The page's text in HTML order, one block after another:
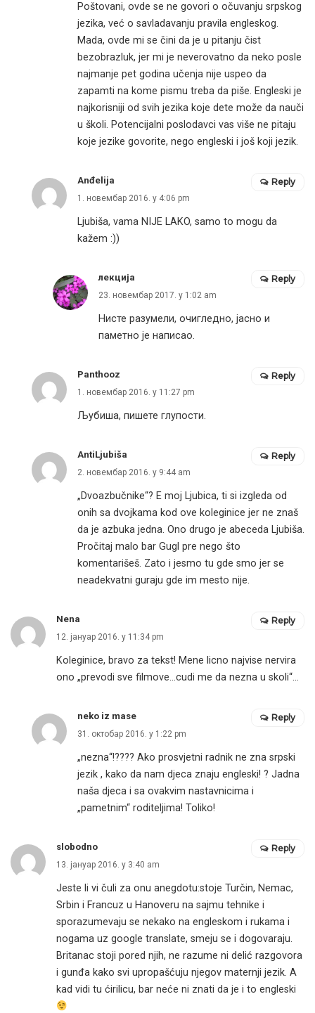
Poštovani, ovde se ne govori o očuvanju srpskog
jezika, već o savladavanju pravila engleskog.
Mada, ovde mi se čini da je u pitanju čist
bezobrazluk, jer mi je neverovatno da neko posle
najmanje pet godina učenja nije uspeo da
zapamti na kome pismu treba da piše. Engleski je
najkorisniji od svih jezika koje dete može da nauči
u školi. Potencijalni poslodavci vas više ne pitaju
koje jezike govorite, nego engleski i još koji jezik.
Anđelija
1. новембар 2016. у 4:06 pm
Ljubiša, vama NIJE LAKO, samo to mogu da
kažem :))
Reply
лекција
23. новембар 2017. у 1:02 am
Нисте разумели, очигледно, јасно и
паметно је написао.
Reply
Panthooz
1. новембар 2016. у 11:27 pm
Љубиша, пишете глупости.
Reply
AntiLjubiša
2. новембар 2016. у 9:44 am
„Dvoazbučnike“? E moj Ljubica, ti si izgleda od
onih sa dvojkama kod ove koleginice jer ne znaš
da je azbuka jedna. Ono drugo je abeceda Ljubiša.
Pročitaj malo bar Gugl pre nego što
komentarišeš. Zato i jesmo tu gde smo jer se
neadekvatni guraju gde im mesto nije.
Reply
Nena
12. јануар 2016. у 11:34 pm
Koleginice, bravo za tekst! Mene licno najvise nervira
ono „prevodi sve filmove…cudi me da nezna u skoli“…
Reply
neko iz mase
31. октобар 2016. у 1:22 pm
„nezna“!???? Ako prosvjetni radnik ne zna srpski
jezik , kako da nam djeca znaju engleski! ? Jadna
naša djeca i sa ovakvim nastavnicima i
„pametnim“ roditeljima! Toliko!
Reply
slobodno
13. јануар 2016. у 3:40 am
Jeste li vi čuli za onu anegdotu:stoje Turčin, Nemac,
Srbin i Francuz u Hanoveru na sajmu tehnike i
sporazumevaju se nekako na engleskom i rukama i
nogama uz google translate, smeju se i dogovaraju.
Britanac stoji pored njih, ne razume ni delić razgovora
i gunđa kako svi upropašćuju njegov maternji jezik. A
kad vidi tu ćirilicu, bar neće ni znati da je i to engleski
Reply